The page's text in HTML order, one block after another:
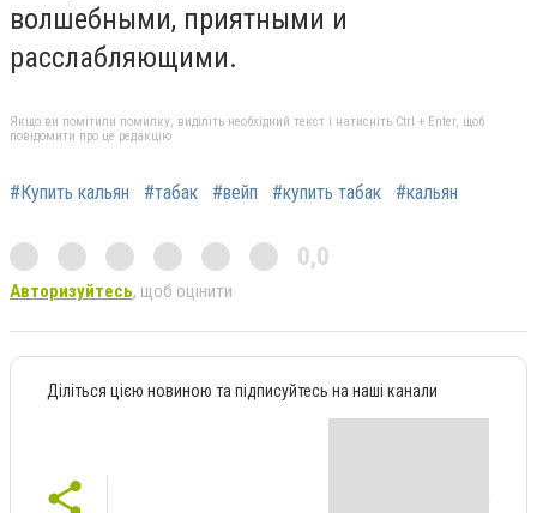
волшебными, приятными и
расслабляющими.
Якщо ви помітили помилку, виділіть необхідний текст і натисніть Ctrl + Enter, щоб
повідомити про це редакцію
#Купить кальян #табак #вейп #купить табак #кальян
0,0
Авторизуйтесь, щоб оцінити
Діліться цією новиною та підписуйтесь на наші канали